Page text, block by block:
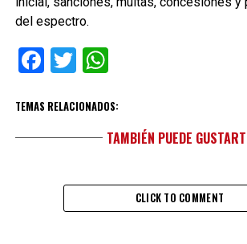
del espectro.
Facebook
TwitterWhatsApp
TEMAS RELACIONADOS:
TAMBIÉN PUEDE
CLICK TO COMMENT